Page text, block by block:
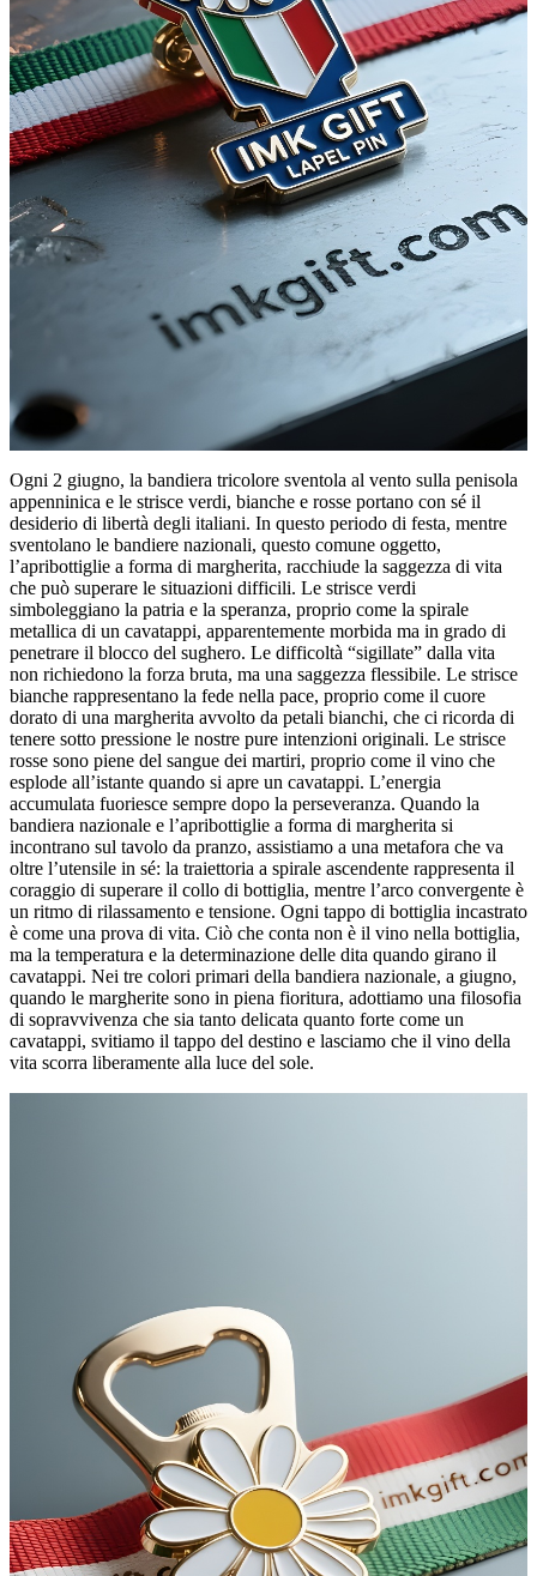
Ogni 2 giugno, la bandiera tricolore sventola al vento sulla penisola
appenninica e le strisce verdi, bianche e rosse portano con sé il
desiderio di libertà degli italiani. In questo periodo di festa, mentre
sventolano le bandiere nazionali, questo comune oggetto,
l’apribottiglie a forma di margherita, racchiude la saggezza di vita
che può superare le situazioni difficili. Le strisce verdi
simboleggiano la patria e la speranza, proprio come la spirale
metallica di un cavatappi, apparentemente morbida ma in grado di
penetrare il blocco del sughero. Le difficoltà “sigillate” dalla vita
non richiedono la forza bruta, ma una saggezza flessibile. Le strisce
bianche rappresentano la fede nella pace, proprio come il cuore
dorato di una margherita avvolto da petali bianchi, che ci ricorda di
tenere sotto pressione le nostre pure intenzioni originali. Le strisce
rosse sono piene del sangue dei martiri, proprio come il vino che
esplode all’istante quando si apre un cavatappi. L’energia
accumulata fuoriesce sempre dopo la perseveranza. Quando la
bandiera nazionale e l’apribottiglie a forma di margherita si
incontrano sul tavolo da pranzo, assistiamo a una metafora che va
oltre l’utensile in sé: la traiettoria a spirale ascendente rappresenta il
coraggio di superare il collo di bottiglia, mentre l’arco convergente è
un ritmo di rilassamento e tensione. Ogni tappo di bottiglia incastrato
è come una prova di vita. Ciò che conta non è il vino nella bottiglia,
ma la temperatura e la determinazione delle dita quando girano il
cavatappi. Nei tre colori primari della bandiera nazionale, a giugno,
quando le margherite sono in piena fioritura, adottiamo una filosofia
di sopravvivenza che sia tanto delicata quanto forte come un
cavatappi, svitiamo il tappo del destino e lasciamo che il vino della
vita scorra liberamente alla luce del sole.